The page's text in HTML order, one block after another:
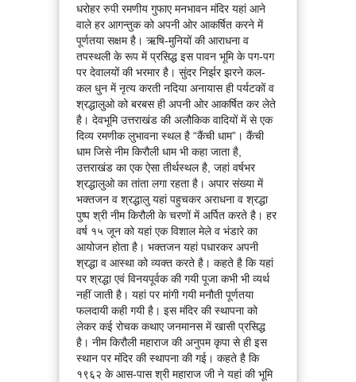
धरोहर रुपी रमणीय गुफाए मनभावन मंदिर यहां आने
वाले हर आगन्तुक को अपनी ओर आकर्षित करने में
पूर्णतया सक्षम है। ऋषि-मुनियों की आराधना व
तपस्थली के रूप में प्रसिद्ध इस पावन भूमि के पग-पग
पर देवालयों की भरमार है। सुंदर निर्झर झरने कल-
कल धुन में नृत्य करती नदिया अनायास ही पर्यटकों व
श्रद्धालुओ को बरबस ही अपनी ओर आकर्षित कर लेते
है। देवभूमि उत्तराखंड की अलौकिक वादियों में से एक
दिव्य रमणीक लुभावना स्थल है “कैंची धाम”। कैंची
धाम जिसे नीम किरौली धाम भी कहा जाता है,
उत्तराखंड का एक ऐसा तीर्थस्थल है, जहां वर्षभर
श्रद्धालुओ का तांता लगा रहता है। अपार संख्या में
भक्तजन व श्रद्धालु यहां पहुचकर अराधना व श्रद्धा
पुष्प श्री नीम किरौली के चरणों में अर्पित करते है। हर
वर्ष १५ जून को यहां एक विशाल मेले व भंडारे का
आयोजन होता है। भक्तजन यहां पधारकर अपनी
श्रद्धा व आस्था को व्यक्त करते है। कहते है कि यहां
पर श्रद्धा एवं विनयपूर्वक की गयी पूजा कभी भी व्यर्थ
नहीं जाती है। यहां पर मांगी गयी मनौती पूर्णतया
फलदायी कही गयी है। इस मंदिर की स्थापना को
लेकर कई रोचक कथाए जनमानस में खासी प्रसिद्ध
है। नीम किरौली महाराज की अनुपम कृपा से ही इस
स्थान पर मंदिर की स्थापना की गई। कहते है कि
१९६२ के आस-पास श्री महाराज जी ने यहां की भूमि